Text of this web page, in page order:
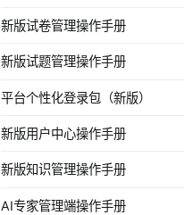
新版试卷管理操作手册
新版试题管理操作手册
平台个性化登录包（新版）
新版用户中心操作手册
新版知识管理操作手册
AI专家管理端操作手册